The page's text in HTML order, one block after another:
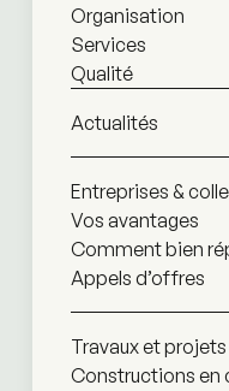
Organisation
Services
Qualité
Actualités
Entreprises &
Vos avantages
Comment bien
Appels d’offres
Travaux et
Constructions en